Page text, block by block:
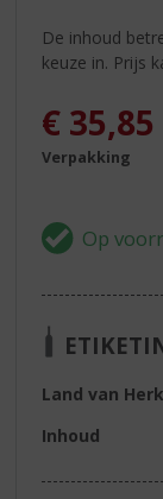
De inhoud
keuze in. Prijs
€ 35,85
Verpakking
Land van
Inhoud